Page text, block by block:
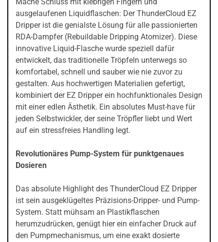
ausgelaufenen Liquidflaschen: Der ThunderCloud EZ
Dripper ist die genialste Lösung für alle passionierten
RDA-Dampfer (Rebuildable Dripping Atomizer). Diese
innovative Liquid-Flasche wurde speziell dafür
entwickelt, das traditionelle Tröpfeln unterwegs so
komfortabel, schnell und sauber wie nie zuvor zu
gestalten. Aus hochwertigen Materialien gefertigt,
kombiniert der EZ Dripper ein hochfunktionales Design
mit einer edlen Ästhetik. Ein absolutes Must-have für
jeden Selbstwickler, der seine Tröpfler liebt und Wert
auf ein stressfreies Handling legt.
Revolutionäres Pump-System für punktgenaues
Dosieren
Das absolute Highlight des ThunderCloud EZ Dripper
ist sein ausgeklügeltes Präzisions-Dripper- und Pump-
System. Statt mühsam an Plastikflaschen
herumzudrücken, genügt hier ein einfacher Druck auf
den Pumpmechanismus, um eine exakt dosierte